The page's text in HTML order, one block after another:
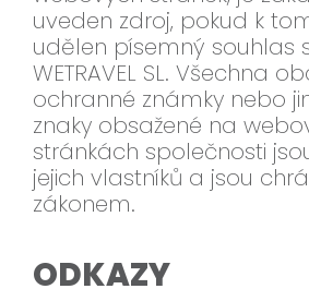
uveden zdroj, pokud k
udělen písemný souhlas
WETRAVEL SL. Všechna
ochranné známky nebo
znaky obsažené na
stránkách společnosti
jejich vlastníků a jsou
zákonem.
ODKAZY